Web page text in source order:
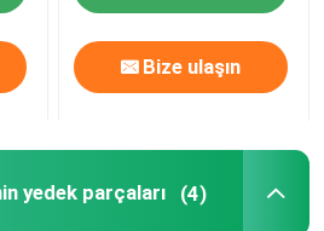
Parçaları
Bize ulaşın
yedek parçaları (4)